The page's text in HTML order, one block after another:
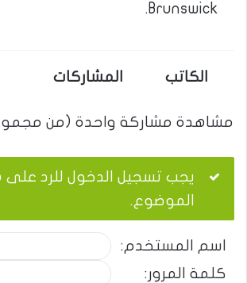
Brunswick.
الكاتب المشاركات
مشاهدة مشاركة واحدة (من مجموع
يجب تسجيل الدخول للرد على
الموضوع.
اسم المستخدم:
كلمة المرور: